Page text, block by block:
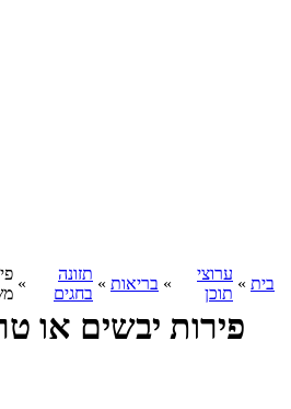
בית »
ערוצי
תוכן
» בריאות »
תזונה
בחגים
»
פירות יבשים או